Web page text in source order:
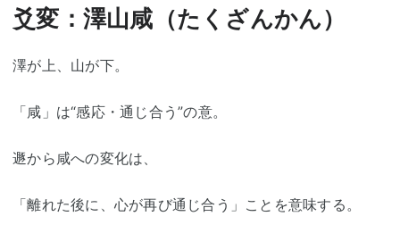
爻変：澤山咸（たくざんかん）
澤が上、山が下。
「咸」は“感応・通じ合う”の意。
遯から咸への変化は、
「離れた後に、心が再び通じ合う」ことを意味する。